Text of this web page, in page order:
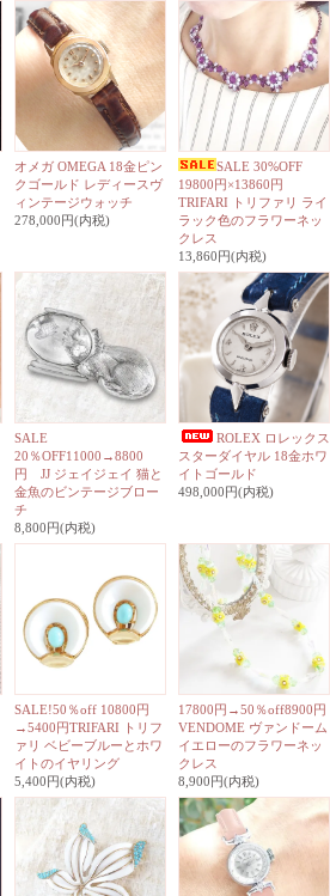
オメガ OMEGA 18金ピン
クゴールド レディースヴ
ィンテージウォッチ
278,000円(内税)
SALE 30%OFF
19800円×13860円
TRIFARI トリファリ ライ
ラック色のフラワーネッ
クレス
13,860円(内税)
SALE
20％OFF11000→8800
円 JJ ジェイジェイ 猫と
金魚のビンテージブロー
チ
8,800円(内税)
ROLEX ロレックス
スターダイヤル 18金ホワ
イトゴールド
498,000円(内税)
SALE!50％off 10800円
→5400円TRIFARI トリフ
ァリ ベビーブルーとホワ
イトのイヤリング
5,400円(内税)
17800円→50％off8900円
VENDOME ヴァンドーム
イエローのフラワーネッ
クレス
8,900円(内税)